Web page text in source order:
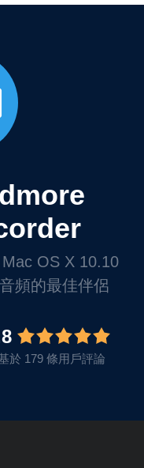
OS X 10.10
頻的最佳伴侶
於 179 條用戶評論